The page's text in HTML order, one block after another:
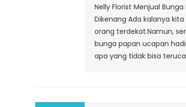
Nelly Florist Menjual
Dikenang Ada kalanya
orang terdekat.Namun,
bunga papan ucapan
apa yang tidak bisa